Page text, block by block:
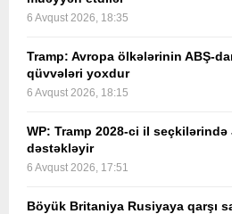
6 Avqust 2026, 18:35
Tramp: Avropa ölkələrinin ABŞ-
qüvvələri yoxdur
6 Avqust 2026, 18:15
WP: Tramp 2028-ci il
dəstəkləyir
6 Avqust 2026, 17:51
Böyük Britaniya Rusiyaya qarşı